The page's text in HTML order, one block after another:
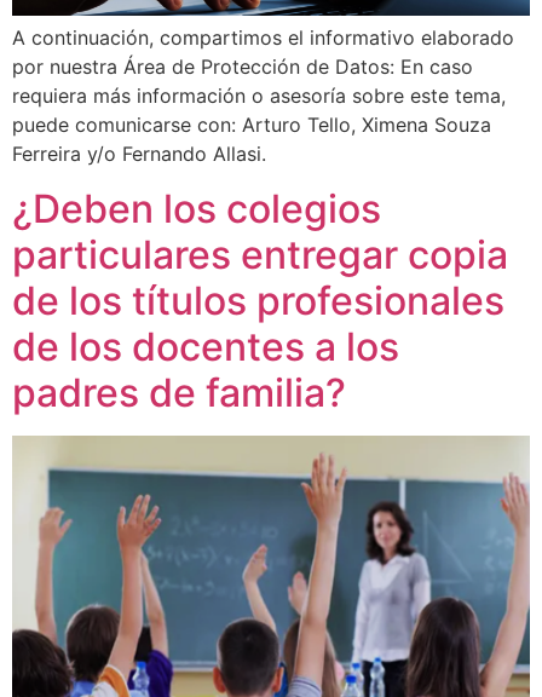
A continuación, compartimos el informativo elaborado
por nuestra Área de Protección de Datos: En caso
requiera más información o asesoría sobre este tema,
puede comunicarse con: Arturo Tello, Ximena Souza
Ferreira y/o Fernando Allasi.
¿Deben los colegios
particulares entregar copia
de los títulos profesionales
de los docentes a los
padres de familia?